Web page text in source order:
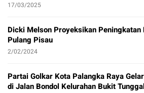
17/03/2025
Dicki Melson Proyeksikan Peningkatan
Pulang Pisau
2/02/2024
Partai Golkar Kota Palangka Raya
di Jalan Bondol Kelurahan Bukit